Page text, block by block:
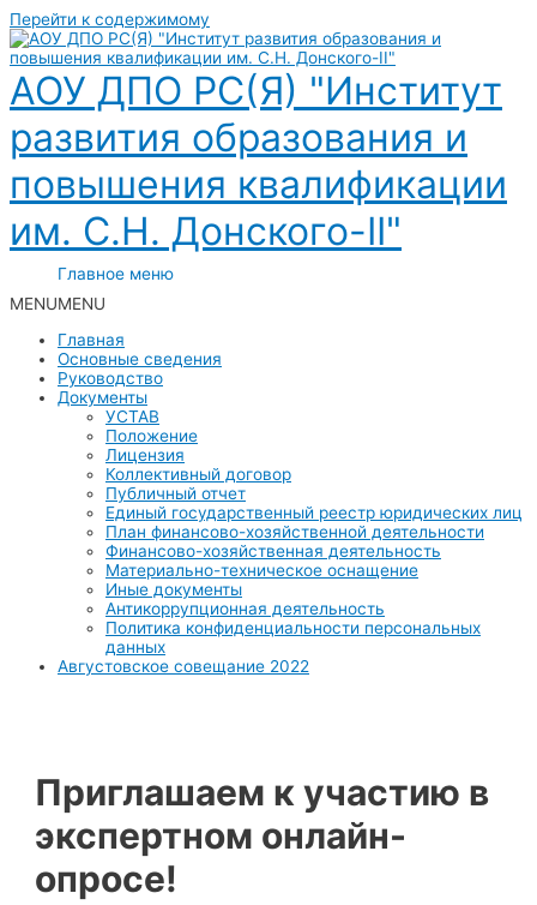
Перейти к содержимому
АОУ ДПО РС(Я) "Институт
развития образования и
повышения квалификации
им. С.Н. Донского-II"
Главное меню
MENUMENU
Главная
Основные сведения
Руководство
Документы
УСТАВ
Положение
Лицензия
Коллективный договор
Публичный отчет
Единый государственный реестр юридических лиц
План финансово-хозяйственной деятельности
Финансово-хозяйственная деятельность
Материально-техническое оснащение
Иные документы
Антикоррупционная деятельность
Политика конфиденциальности персональных
данных
Августовское совещание 2022
Приглашаем к участию в
экспертном онлайн-
опросе!